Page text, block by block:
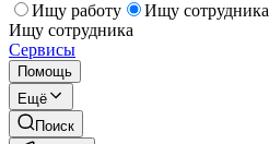
Ищу работу
Ищу сотрудника
Ищу сотрудника
Сервисы
Помощь
Ещё
Поиск